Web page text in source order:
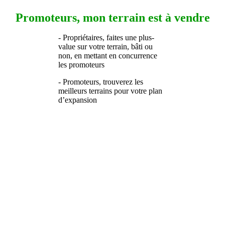
Promoteurs, mon terrain est à vendre
- Propriétaires, faites une plus-
value sur votre terrain, bâti ou
non, en mettant en concurrence
les promoteurs
- Promoteurs, trouverez les
meilleurs terrains pour votre plan
d’expansion